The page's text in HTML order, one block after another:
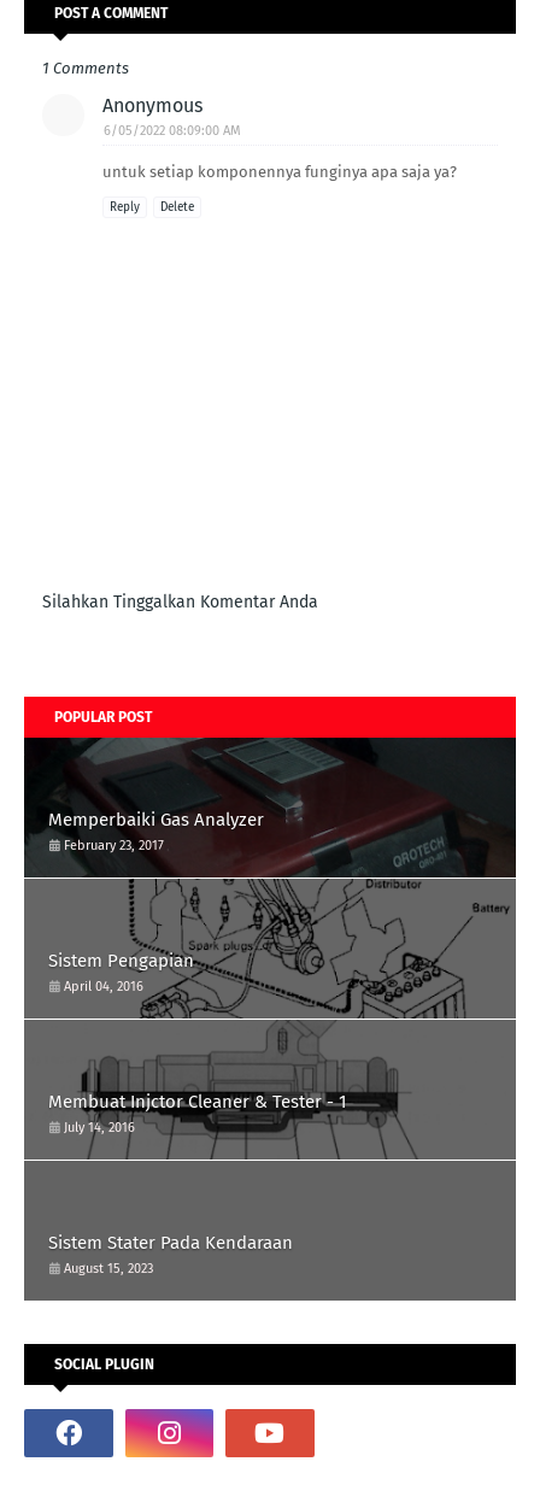
POST A COMMENT
1 Comments
Anonymous
6/05/2022 08:09:00 AM
untuk setiap komponennya funginya apa saja ya?
Reply Delete
Silahkan Tinggalkan Komentar Anda
POPULAR POST
Memperbaiki Gas Analyzer
February 23, 2017
Sistem Pengapian
April 04, 2016
Membuat Injctor Cleaner & Tester - 1
July 14, 2016
Sistem Stater Pada Kendaraan
August 15, 2023
SOCIAL PLUGIN